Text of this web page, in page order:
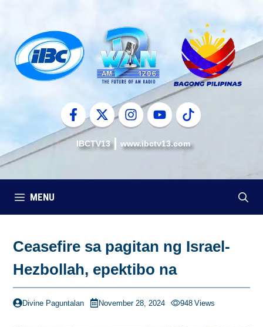
content
IBCTV13 www.ibctv13.com
MENU
Ceasefire sa pagitan ng Israel-
Hezbollah, epektibo na
Divine Paguntalan November 28, 2024 948 Views